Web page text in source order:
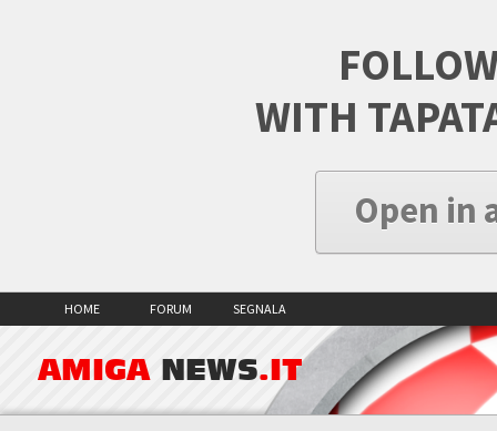
WITH
Open in
HOME FORUM SEGNALA
AMIGA NEWS.IT